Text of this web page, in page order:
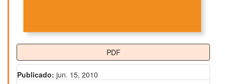
PDF
Publicado: jun. 15, 2010